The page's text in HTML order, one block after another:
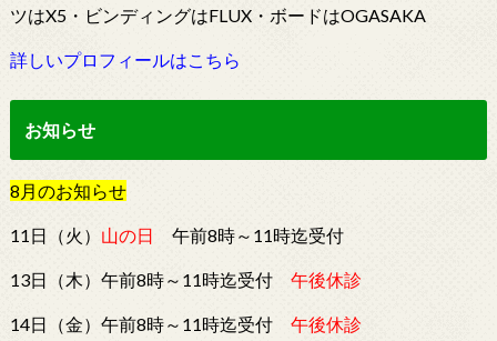
ツはX5・ビンディングはFLUX・ボードはOGASAKA
詳しいプロフィールはこちら
お知らせ
8 月のお知らせ
11日（火） 山の日 午前8時～11時迄受付
13日（木）午前8時～11時迄受付 午後休診
14日（金）午前8時～11時迄受付 午後休診